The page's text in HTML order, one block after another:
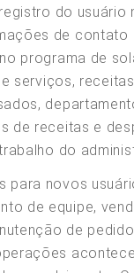
do usuário
de contato
programa de
serviços,
de receitas e
do
para novos
de equipe,
de